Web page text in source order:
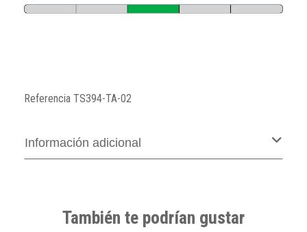
Referencia TS394-TA-02
Información adicional
También te podrían gustar